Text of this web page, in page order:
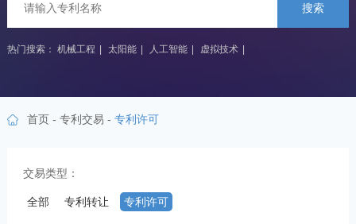
搜索
热门搜索： 机械工程 太阳能 人工智能 虚拟技术
首页- 专利交易 - 专利许可
交易类型：
全部 专利转让 专利许可